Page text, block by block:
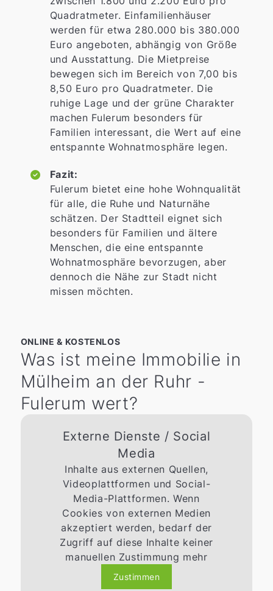
Quadratmeter. Einfamilienhäuser
werden für etwa 280.000 bis 380.000
Euro angeboten, abhängig von Größe
und Ausstattung. Die Mietpreise
bewegen sich im Bereich von 7,00 bis
8,50 Euro pro Quadratmeter. Die
ruhige Lage und der grüne Charakter
machen Fulerum besonders für
Familien interessant, die Wert auf eine
entspannte Wohnatmosphäre legen.
Fazit:
Fulerum bietet eine hohe Wohnqualität
für alle, die Ruhe und Naturnähe
schätzen. Der Stadtteil eignet sich
besonders für Familien und ältere
Menschen, die eine entspannte
Wohnatmosphäre bevorzugen, aber
dennoch die Nähe zur Stadt nicht
missen möchten.
ONLINE & KOSTENLOS
Was ist meine Immobilie in
Mülheim an der Ruhr -
Fulerum wert?
Externe Dienste / Social
Media
Inhalte aus externen Quellen,
Videoplattformen und Social-
Media-Plattformen. Wenn
Cookies von externen Medien
akzeptiert werden, bedarf der
Zugriff auf diese Inhalte keiner
manuellen Zustimmung mehr
Zustimmen